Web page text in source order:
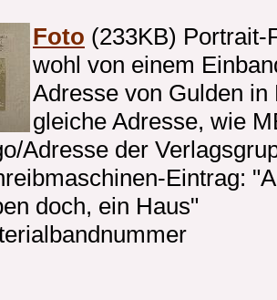
Foto (233KB) Portrait-
wohl von einem
Adresse von Gulden in
gleiche Adresse, wie
Adresse der
Eintrag:
doch, ein Haus"